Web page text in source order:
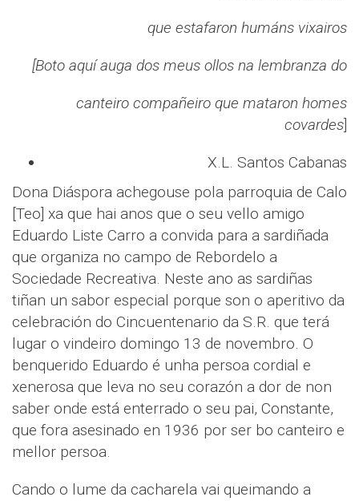
que estafaron humáns vixairos
[Boto aquí auga dos meus ollos na lembranza do
canteiro compañeiro que mataron homes
covardes]
X.L. Santos Cabanas
Dona Diáspora achegouse pola parroquia de Calo
[Teo] xa que hai anos que o seu vello amigo
Eduardo Liste Carro a convida para a sardiñada
que organiza no campo de Rebordelo a
Sociedade Recreativa. Neste ano as sardiñas
tiñan un sabor especial porque son o aperitivo da
celebración do Cincuentenario da S.R. que terá
lugar o vindeiro domingo 13 de novembro. O
benquerido Eduardo é unha persoa cordial e
xenerosa que leva no seu corazón a dor de non
saber onde está enterrado o seu pai, Constante,
que fora asesinado en 1936 por ser bo canteiro e
mellor persoa.
Cando o lume da cacharela vai queimando a